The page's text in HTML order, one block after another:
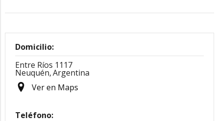
Domicilio:
Entre Ríos 1117
Neuquén,Argentina
Ver en Maps
Teléfono: